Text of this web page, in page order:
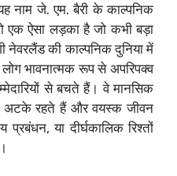
नाम जे. एम. बैरी के काल्पनिक
एक ऐसा लड़का है जो कभी बड़ा
नेवरलैंड की काल्पनिक दुनिया में
भावनात्मक रूप से अपरिपक्व
से बचते हैं। वे मानसिक
अटके रहते हैं और वयस्क जीवन
प्रबंधन, या दीर्घकालिक रिश्तों